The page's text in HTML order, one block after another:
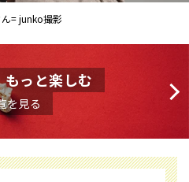
= junko撮影
っと楽しむ
を見る